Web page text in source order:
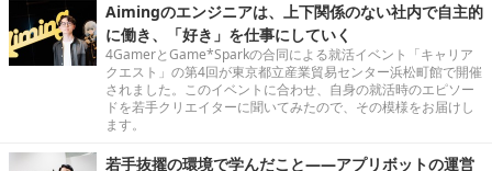
Aimingのエンジニアは、上下関係のない社内で自主的
に働き、「好き」を仕事にしていく
4GamerとGame*Sparkの合同による就活イベント「キャリア
クエスト」の第4回が東京都立産業貿易センター浜松町館で開催
されました。このイベントに合わせ、自身の就活時のエピソー
ドを若手クリエイターに聞いてみたので、その模様をお届けし
ます。
若手抜擢の環境で学んだこと――アプリボットの運営